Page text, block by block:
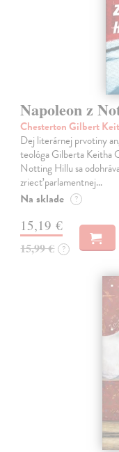
Napoleon z
Chesterton Gilbert
Dej literárnej prvotiny
teológa Gilberta Keitha
Notting Hillu sa
zriecť parlamentnej…
Na sklade ?
15,19 €
15,99 € ?